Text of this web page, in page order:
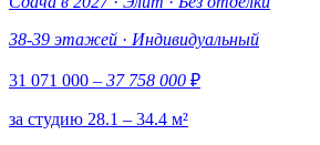
38-39 этажей · Индивидуальный
31 071 000 – 37 758 000 ₽
за студию 28.1 – 34.4 м²